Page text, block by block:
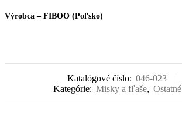
Výrobca – FIBOO (Poľsko)
Katalógové číslo: 046-023
Kategórie: Misky a fľaše, Ostatné